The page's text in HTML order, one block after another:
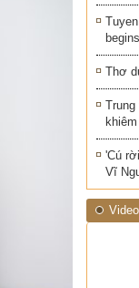
Thơ
'Cú
Vĩ
Video